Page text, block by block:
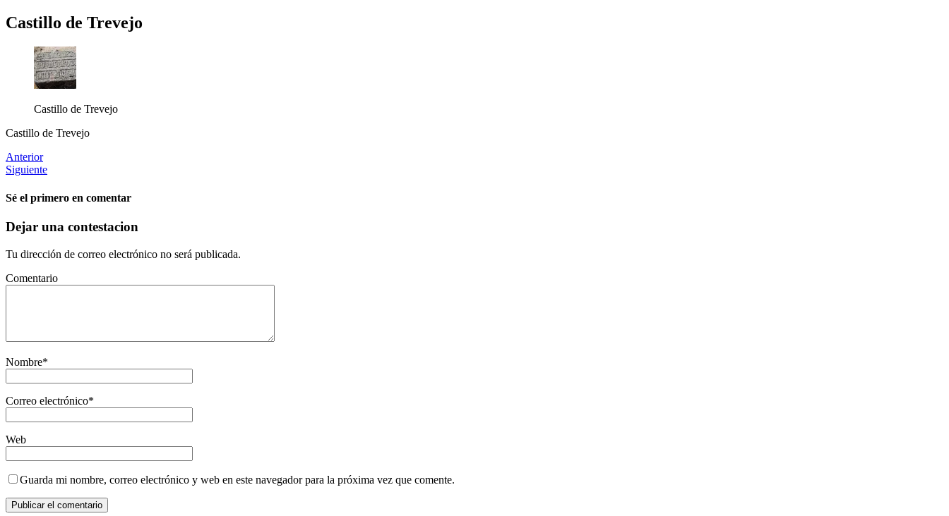
Castillo de Trevejo
Castillo de Trevejo
Castillo de Trevejo
Anterior
Siguiente
Sé el primero en comentar
Dejar una contestacion
Tu dirección de correo electrónico no será publicada.
Comentario
Nombre*
Correo electrónico*
Web
Guarda mi nombre, correo electrónico y web en este navegador para la próxima vez que comente.